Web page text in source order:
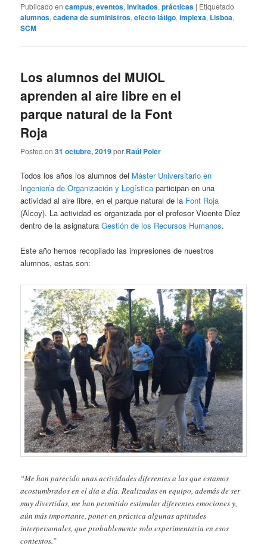
Publicado en campus,eventos,invitados,prácticas | Etiquetado
alumnos,cadena de suministros,efecto látigo,implexa, Lisboa,
SCM
Los alumnos del MUIOL
aprenden al aire libre en el
parque natural de la Font
Roja
Posted on31 octubre, 2019por Raúl Poler
Todos los años los alumnos del Máster Universitario en
Ingeniería de Organización y Logística participan en una
actividad al aire libre, en el parque natural de la Font Roja
(Alcoy). La actividad es organizada por el profesor Vicente Díez
dentro de la asignaturaGestión de los Recursos Humanos.
Este año hemos recopilado las impresiones de nuestros
alumnos, estas son:
“Me han parecido unas actividades diferentes a las que estamos
acostumbrados en el día a día. Realizadas en equipo, además de ser
muy divertidas, me han permitido estimular diferentes emociones y,
aún más importante, poner en práctica algunas aptitudes
interpersonales, que probablemente solo experimentaría en esos
contextos.”